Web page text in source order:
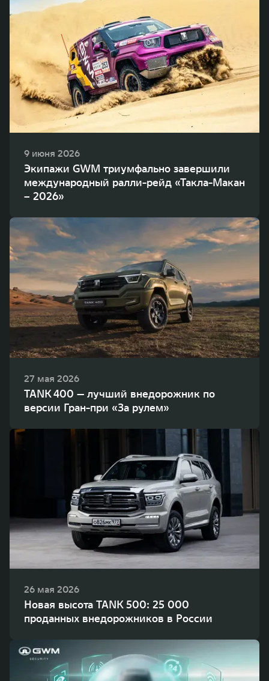
9 июня 2026
Экипажи GWM триумфально завершили
международный ралли-рейд «Такла-Макан
– 2026»
27 мая 2026
TANK 400 — лучший внедорожник по
версии Гран-при «За рулем»
26 мая 2026
Новая высота TANK 500: 25 000
проданных внедорожников в России